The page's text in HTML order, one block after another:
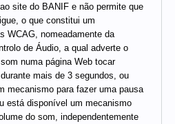
site do BANIF e não permite que
o que constitui um
WCAG, nomeadamente da
de Áudio, a qual adverte o
numa página Web tocar
mais de 3 segundos, ou
mecanismo para fazer uma pausa
está disponível um mecanismo
do som, independentemente